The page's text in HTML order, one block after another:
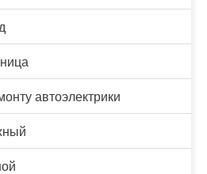
автоэлектрики